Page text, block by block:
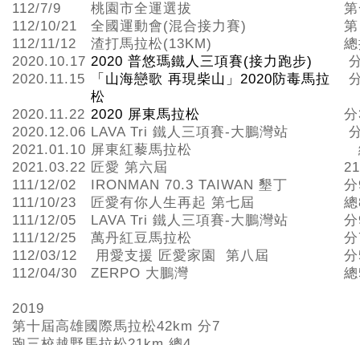
112/7/9
桃園市全運選拔
112/10/21
全國運動會(混合接力賽)
112/11/12
渣打馬拉松(13KM)
2020.10.17 2020 普悠瑪鐵人三項賽(接力跑步)
2020.11.15
「山海戀歌 再現柴山」2020防毒馬拉
松
2020.11.22 2020 屏東馬拉松
2020.12.06 LAVA Tri 鐵人三項賽-大鵬灣站
2021.01.10 屏東紅藜馬拉松
2021.03.22 匠愛 第六屆
111/12/02
IRONMAN 70.3 TAIWAN 墾丁
111/10/23
匠愛有你人生再起 第七屆
111/12/05
LAVA Tri 鐵人三項賽-大鵬灣站
111/12/25
萬丹紅豆馬拉松
112/03/12
用愛支援 匠愛家園 第八屆
112/04/30
ZERPO 大鵬灣
2019
第十屆高雄國際馬拉松42km 分7